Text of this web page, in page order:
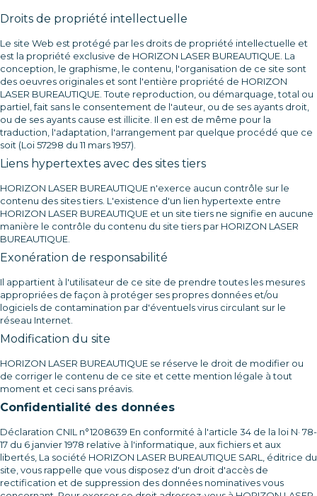
Droits de propriété intellectuelle
Le site Web est protégé par les droits de propriété intellectuelle et
est la propriété exclusive de HORIZON LASER BUREAUTIQUE. La
conception, le graphisme, le contenu, l'organisation de ce site sont
des oeuvres originales et sont l'entière propriété de HORIZON
LASER BUREAUTIQUE. Toute reproduction, ou démarquage, total ou
partiel, fait sans le consentement de l'auteur, ou de ses ayants droit,
ou de ses ayants cause est illicite. Il en est de même pour la
traduction, l'adaptation, l'arrangement par quelque procédé que ce
soit (Loi 57298 du 11 mars 1957).
Liens hypertextes avec des sites tiers
HORIZON LASER BUREAUTIQUE n'exerce aucun contrôle sur le
contenu des sites tiers. L'existence d'un lien hypertexte entre
HORIZON LASER BUREAUTIQUE et un site tiers ne signifie en aucune
manière le contrôle du contenu du site tiers par HORIZON LASER
BUREAUTIQUE.
Exonération de responsabilité
Il appartient à l'utilisateur de ce site de prendre toutes les mesures
appropriées de façon à protéger ses propres données et/ou
logiciels de contamination par d'éventuels virus circulant sur le
réseau Internet.
Modification du site
HORIZON LASER BUREAUTIQUE se réserve le droit de modifier ou
de corriger le contenu de ce site et cette mention légale à tout
moment et ceci sans préavis.
Confidentialité des données
Déclaration CNIL n°1208639 En conformité à l'article 34 de la loi N· 78-
17 du 6 janvier 1978 relative à l'informatique, aux fichiers et aux
libertés, La société HORIZON LASER BUREAUTIQUE SARL, éditrice du
site, vous rappelle que vous disposez d'un droit d'accès de
rectification et de suppression des données nominatives vous